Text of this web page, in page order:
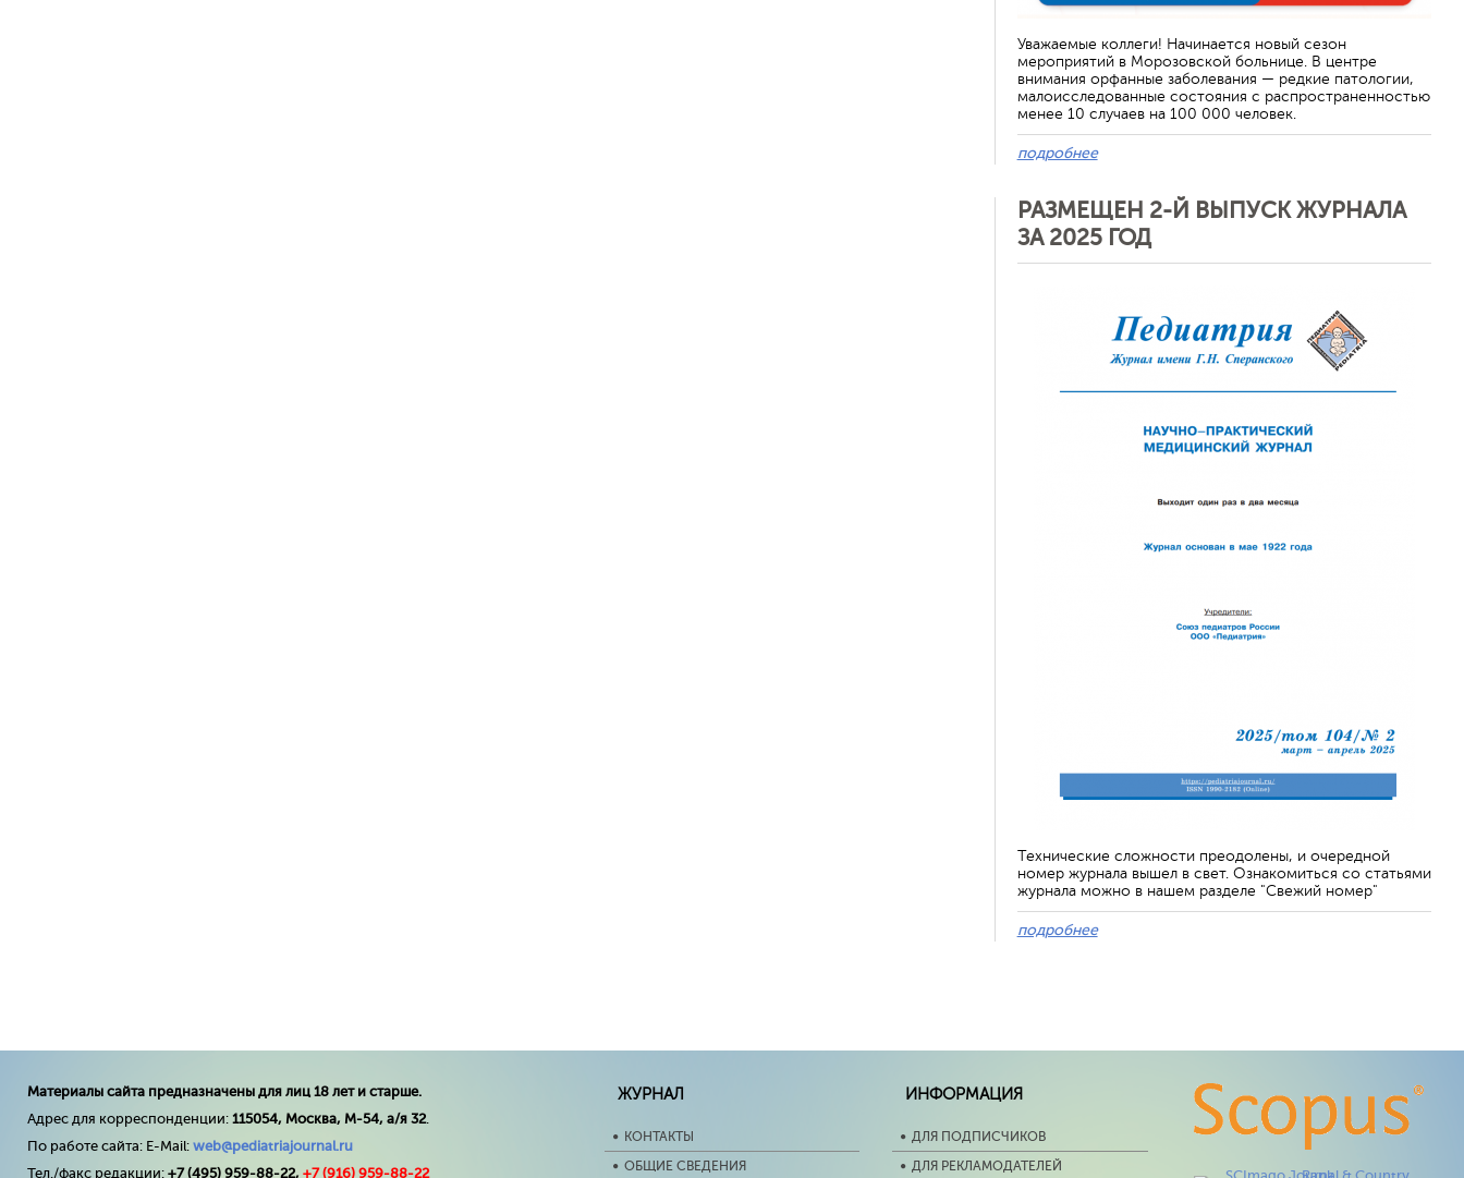
Уважаемые коллеги! Начинается новый сезон
мероприятий в Морозовской больнице. В центре
внимания орфанные заболевания — редкие патологии,
малоисследованные состояния с распространенностью
менее 10 случаев на 100 000 человек.
подробнее
РАЗМЕЩЕН 2-Й ВЫПУСК ЖУРНАЛА
ЗА 2025 ГОД
Технические сложности преодолены, и очередной
номер журнала вышел в свет. Ознакомиться со статьями
журнала можно в нашем разделе "Свежий номер"
подробнее
Материалы сайта предназначены для лиц 18 лет и старше.
Адрес для корреспонденции: 115054, Москва, М-54, а/я 32.
По работе сайта: E-Mail: web@pediatriajournal.ru
Тел./факс редакции: +7 (495) 959-88-22, +7 (916) 959-88-22
ЖУРНАЛ
КОНТАКТЫ
ОБЩИЕ СВЕДЕНИЯ
ИНФОРМАЦИЯ
ДЛЯ ПОДПИСЧИКОВ
ДЛЯ РЕКЛАМОДАТЕЛЕЙ
Отменить